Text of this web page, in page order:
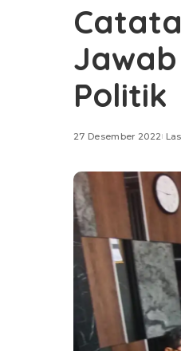
Jawab
Politik
27 Desember 2022